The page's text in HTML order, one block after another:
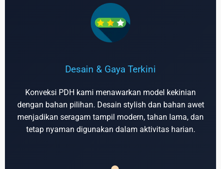
Desain & Gaya Terkini
Konveksi PDH kami menawarkan model kekinian
dengan bahan pilihan. Desain stylish dan bahan awet
menjadikan seragam tampil modern, tahan lama, dan
tetap nyaman digunakan dalam aktivitas harian.